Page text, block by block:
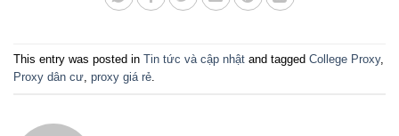
This entry was posted in Tin tức và cập nhật and tagged College Proxy,
Proxy dân cư proxy giá rẻ